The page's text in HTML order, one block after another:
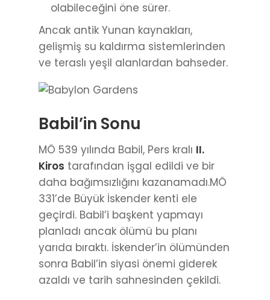
olabileceğini öne sürer.
Ancak antik Yunan kaynakları,
gelişmiş su kaldırma sistemlerinden
ve teraslı yeşil alanlardan bahseder.
Babil’in Sonu
MÖ 539 yılında Babil, Pers kralı II.
Kiros tarafından işgal edildi ve bir
daha bağımsızlığını kazanamadı.MÖ
331’de Büyük İskender kenti ele
geçirdi. Babil’i başkent yapmayı
planladı ancak ölümü bu planı
yarıda bıraktı. İskender’in ölümünden
sonra Babil’in siyasi önemi giderek
azaldı ve tarih sahnesinden çekildi.